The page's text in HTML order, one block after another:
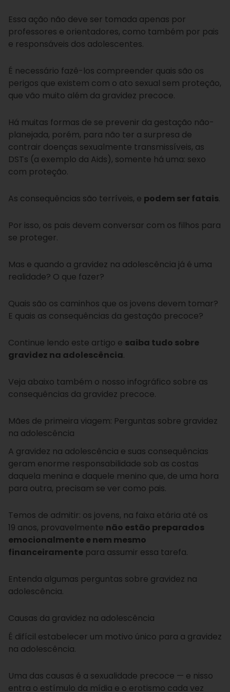
Essa ação não deve ser tomada apenas por
professores e orientadores, como também por pais
e responsáveis dos adolescentes.
É necessário fazê-los compreender quais são os
perigos que existem com o ato sexual sem proteção,
que vão muito além da gravidez precoce.
Há muitas formas de se prevenir da gestação não-
planejada, porém, para não ter a surpresa de
contrair doenças sexualmente transmissíveis, as
DSTs (a exemplo da Aids), somente há uma: sexo
com proteção.
As consequências são terríveis, e podem ser fatais.
Por isso, os pais devem conversar com os filhos para
se proteger.
Mas e quando a gravidez na adolescência já é uma
realidade? O que fazer?
Quais são os caminhos que os jovens devem tomar?
E quais as consequências da gestação precoce?
Continue lendo este artigo e saiba tudo sobre
gravidez na adolescência.
Veja abaixo também o nosso infográfico sobre as
consequências da gravidez precoce.
Mães de primeira viagem: Perguntas sobre gravidez
na adolescência
A gravidez na adolescência e suas consequências
geram enorme responsabilidade sob as costas
daquela menina e daquele menino que, de uma hora
para outra, precisam se ver como pais.
Temos de admitir: os jovens, na faixa etária até os
19 anos, provavelmente não estão preparados
emocionalmente e nem mesmo
financeiramente para assumir essa tarefa.
Entenda algumas perguntas sobre gravidez na
adolescência.
Causas da gravidez na adolescência
É difícil estabelecer um motivo único para a gravidez
na adolescência.
Uma das causas é a sexualidade precoce — e nisso
entra o estímulo da mídia e o erotismo cada vez